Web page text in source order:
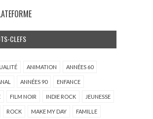
CLEFS
ANIMATION ANNÉES 60
ANNÉES 90 ENFANCE
FILM NOIR INDIE ROCK JEUNESSE
ROCK MAKE MY DAY FAMILLE